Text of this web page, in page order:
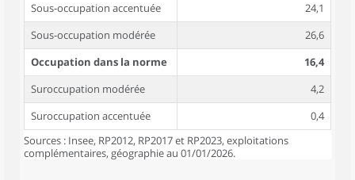
Sous-occupation accentuée
24,1
Sous-occupation modérée
26,6
Occupation dans la norme
16,4
Suroccupation modérée
4,2
Suroccupation accentuée
0,4
Sources : Insee, RP2012, RP2017 et RP2023, exploitations
complémentaires, géographie au 01/01/2026.